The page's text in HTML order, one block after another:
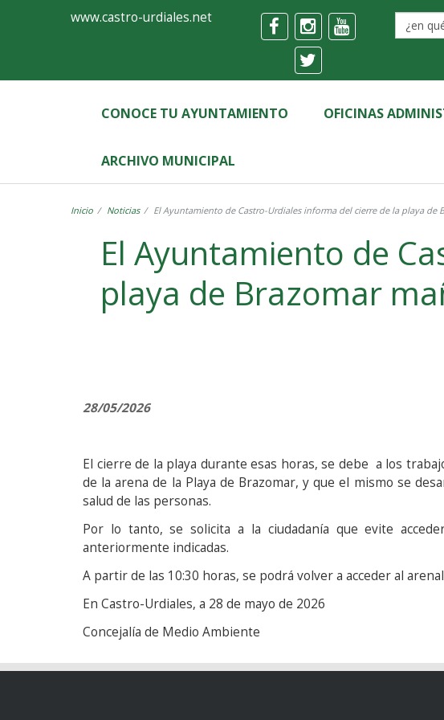
FormularioAyuntamiento
Castro-
Urdiales
www.castro-urdiales.net
CONOCE TU AYUNTAMIENTO OFICINAS
ARCHIVO MUNICIPAL
Inicio Noticias
El Ayuntamiento de
playa de Brazomar
28/05/2026
El cierre de la playa durante esas horas, se debe a los
de la arena de la Playa de Brazomar, y que el mismo se
salud de las personas.
Por lo tanto, se solicita a la ciudadanía que evite
anteriormente indicadas.
A partir de las 10:30 horas, se podrá volver a acceder al
En Castro-Urdiales, a 28 de mayo de 2026
Concejalía de Medio Ambiente